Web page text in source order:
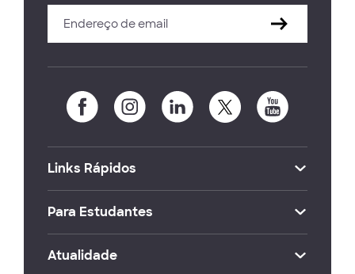
Links Rápidos
Para Estudantes
Atualidade